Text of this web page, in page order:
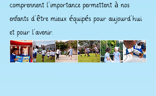
comprennent l'importance permettent à nos
enfants d'être mieux équipés pour aujourd'hui
et pour l'avenir.
the best start for all.